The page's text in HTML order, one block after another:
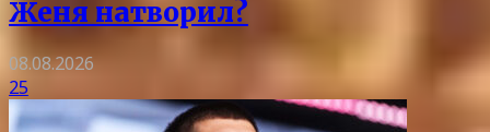
Женя натворил?
08.08.2026
25